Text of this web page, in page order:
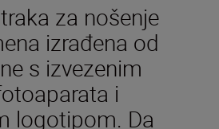
za nošenje
izrađena od
s izvezenim
i
logotipom. Da